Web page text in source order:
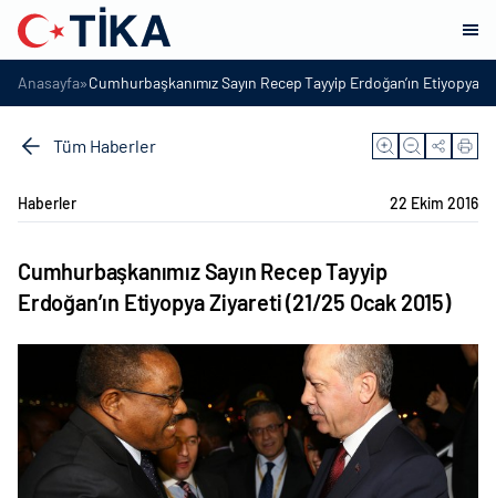
Anasayfa»Cumhurbaşkanımız Sayın Recep Tayyip Erdoğan’ın Etiyopya
Tüm Haberler
Haberler 22 Ekim 2016
Cumhurbaşkanımız Sayın Recep Tayyip
Erdoğan’ın Etiyopya Ziyareti (21/25 Ocak 2015)